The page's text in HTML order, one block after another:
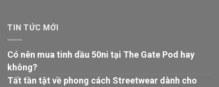
TIN TỨC MỚI
Có nên mua tinh dầu 50ni tại The Gate Pod hay
không?
Tất tần tật về phong cách Streetwear dành cho